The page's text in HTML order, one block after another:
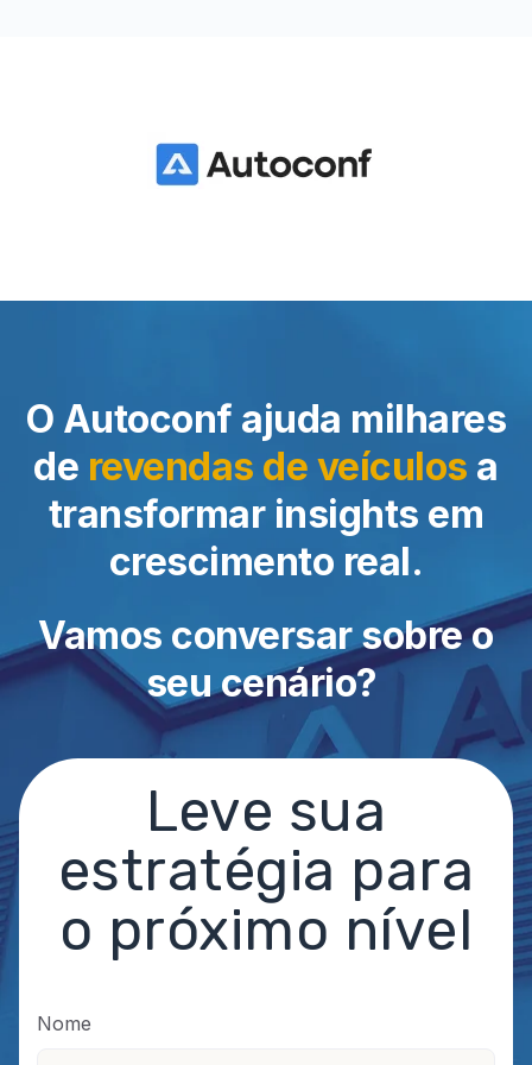
O Autoconf ajuda milhares
de revendas de veículos a
transformar insights em
crescimento real.
Vamos conversar sobre o
seu cenário?
Leve sua
estratégia para
o próximo nível
Nome